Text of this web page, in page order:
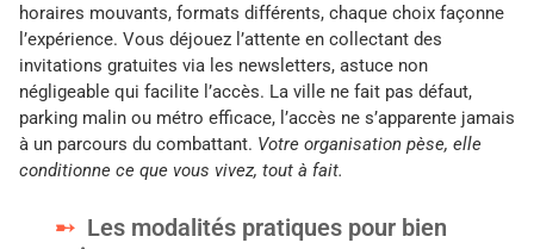
horaires mouvants, formats différents, chaque choix façonne
l’expérience. Vous déjouez l’attente en collectant des
invitations gratuites via les newsletters, astuce non
négligeable qui facilite l’accès. La ville ne fait pas défaut,
parking malin ou métro efficace, l’accès ne s’apparente jamais
à un parcours du combattant. Votre organisation pèse, elle
conditionne ce que vous vivez, tout à fait.
Les modalités pratiques pour bien